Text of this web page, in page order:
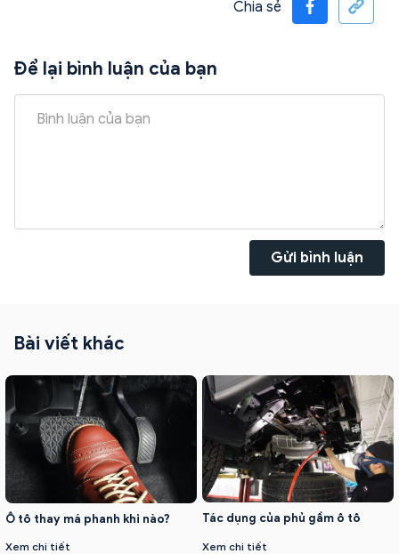
Chia sẻ
Để lại bình luận của bạn
Gửi bình luận
Bài viết khác
Ô tô thay má phanh khi nào?
Xem chi tiết
Tác dụng của phủ gầm ô tô
Xem chi tiết